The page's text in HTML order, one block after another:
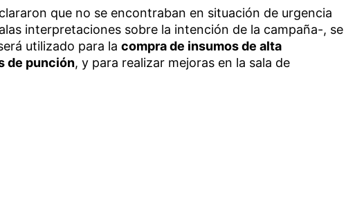
que no se encontraban en situación de urgencia
interpretaciones sobre la intención de la campaña-, se
utilizado para la compra de insumos de alta
de punción, y para realizar mejoras en la sala de